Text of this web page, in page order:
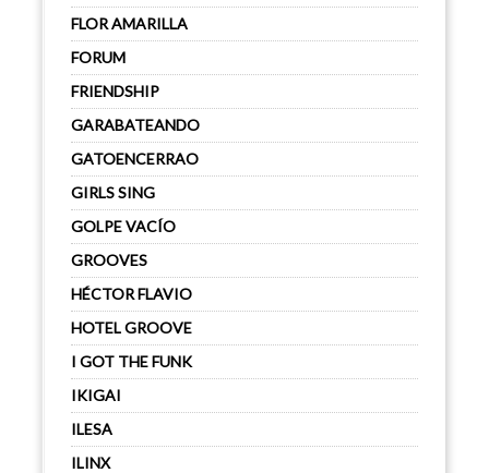
FLOR AMARILLA
FORUM
FRIENDSHIP
GARABATEANDO
GATOENCERRAO
GIRLS SING
GOLPE VACÍO
GROOVES
HÉCTOR FLAVIO
HOTEL GROOVE
I GOT THE FUNK
IKIGAI
ILESA
ILINX